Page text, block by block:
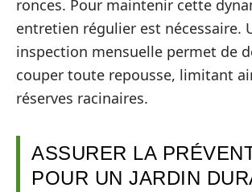
ronces. Pour maintenir cette
entretien régulier est nécessaire.
inspection mensuelle permet de
couper toute repousse, limitant
réserves racinaires.
ASSURER LA
POUR UN JARDIN